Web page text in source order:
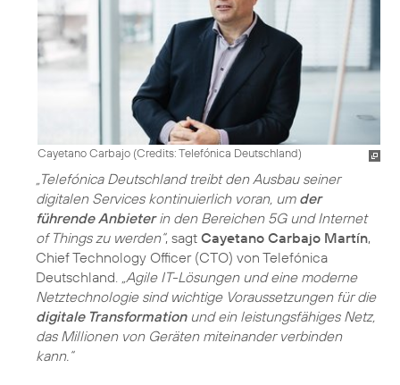
Cayetano Carbajo (Credits: Telefónica Deutschland)
„Telefónica Deutschland treibt den Ausbau seiner
digitalen Services kontinuierlich voran, um der
führende Anbieterin den Bereichen 5G und Internet
of Things zu werden“, sagt Cayetano Carbajo Martín,
Chief Technology Officer (CTO) von Telefónica
Deutschland. „Agile IT-Lösungen und eine moderne
Netztechnologie sind wichtige Voraussetzungen für die
digitale Transformationund ein leistungsfähiges Netz,
das Millionen von Geräten miteinander verbinden
kann.“